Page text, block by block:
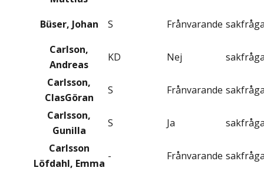
Büser, Johan
S Frånvarande
Carlson,
Andreas
KD Nej
Carlsson,
ClasGöran
S Frånvarande
Carlsson,
Gunilla
S Ja
Carlsson
Löfdahl, Emma
- Frånvarande